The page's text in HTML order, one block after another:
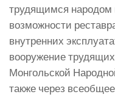
трудящимся народом
возможности
внутренних
вооружение
Монгольской
также через